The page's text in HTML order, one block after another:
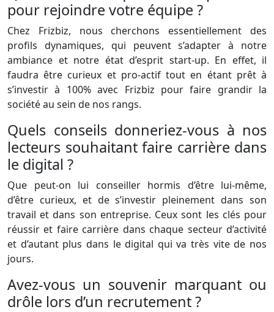
pour rejoindre votre équipe ?
Chez Frizbiz, nous cherchons essentiellement des
proﬁls dynamiques, qui peuvent s’adapter à notre
ambiance et notre état d’esprit start-up. En effet, il
faudra être curieux et pro-actif tout en étant prêt à
s’investir à 100% avec Frizbiz pour faire grandir la
société au sein de nos rangs.
Quels conseils donneriez-vous à nos
lecteurs souhaitant faire carrière dans
le digital ?
Que peut-on lui conseiller hormis d’être lui-même,
d’être curieux, et de s’investir pleinement dans son
travail et dans son entreprise. Ceux sont les clés pour
réussir et faire carrière dans chaque secteur d’activité
et d’autant plus dans le digital qui va très vite de nos
jours.
Avez-vous un souvenir marquant ou
drôle lors d’un recrutement ?